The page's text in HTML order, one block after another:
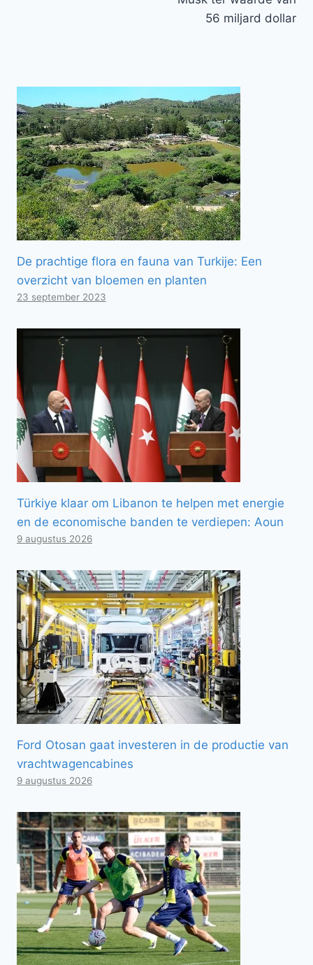
56 miljard dollar
De prachtige flora en fauna van Turkije: Een
overzicht van bloemen en planten
23 september 2023
Türkiye klaar om Libanon te helpen met energie
en de economische banden te verdiepen: Aoun
9 augustus 2026
Ford Otosan gaat investeren in de productie van
vrachtwagencabines
9 augustus 2026